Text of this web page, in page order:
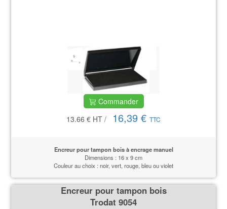
Commander
13.66 € HT / 16,39 € TTC
Encreur pour tampon bois à encrage manuel
Dimensions : 16 x 9 cm
Couleur au choix : noir, vert, rouge, bleu ou violet
Encreur pour tampon bois
Trodat 9054